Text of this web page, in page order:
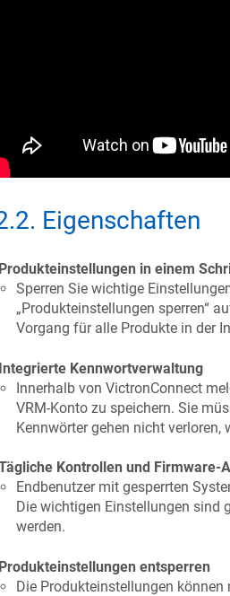
. Eigenschaften
Produkteinstellungen in einem
Sperren Sie wichtige
„Produkteinstellungen sperren“
Vorgang für alle Produkte in der
Integrierte Kennwortverwaltung
Innerhalb von VictronConnect
VRM-Konto zu speichern. Sie
Kennwörter gehen nicht verloren,
Kontrollen und Firmware-
Endbenutzer mit gesperrten
Die wichtigen Einstellungen sind
werden.
Produkteinstellungen entsperren
Die Produkteinstellungen